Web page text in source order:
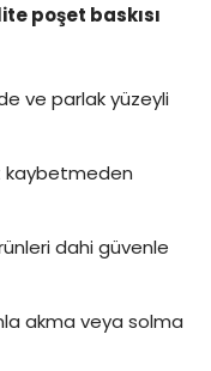
poşet baskısı
ve parlak yüzeyli
kaybetmeden
dahi güvenle
akma veya solma